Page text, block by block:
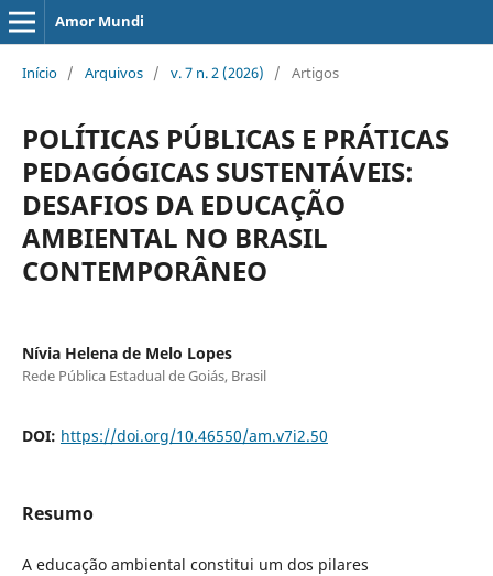
Amor Mundi
Início / Arquivos / v. 7 n. 2 (2026) / Artigos
POLÍTICAS PÚBLICAS E PRÁTICAS
PEDAGÓGICAS SUSTENTÁVEIS:
DESAFIOS DA EDUCAÇÃO
AMBIENTAL NO BRASIL
CONTEMPORÂNEO
Nívia Helena de Melo Lopes
Rede Pública Estadual de Goiás, Brasil
DOI: https://doi.org/10.46550/am.v7i2.50
Resumo
A educação ambiental constitui um dos pilares